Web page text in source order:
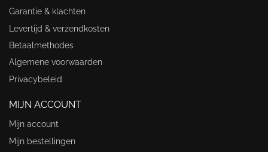
Garantie & klachten
Levertijd & verzendkosten
Betaalmethodes
Algemene voorwaarden
Privacybeleid
MIJN ACCOUNT
Mijn account
Mijn bestellingen